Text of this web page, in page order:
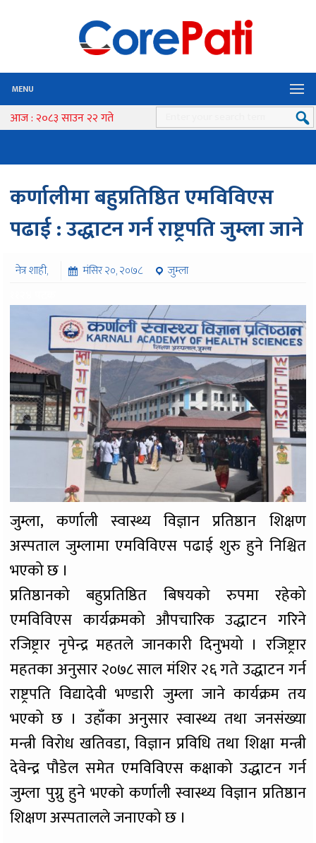
MENU
आज : २०८३ साउन २२ गते
कर्णालीमा बहुप्रतिष्ठित एमविविएस
पढाई : उद्धाटन गर्न राष्ट्रपति जुम्ला जाने
नेत्र शाही, मंसिर २०, २०७८
जुम्ला
जुम्ला, कर्णाली स्वास्थ्य विज्ञान प्रतिष्ठान शिक्षण
अस्पताल जुम्लामा एमविविएस पढाई शुरु हुने निश्चित
भएको छ ।
प्रतिष्ठानको बहुप्रतिष्ठित बिषयको रुपमा रहेको
एमविविएस कार्यक्रमको औपचारिक उद्धाटन गरिने
रजिष्ट्रार नृपेन्द्र महतले जानकारी दिनुभयो । रजिष्ट्रार
महतका अनुसार २०७८ साल मंशिर २६ गते उद्धाटन गर्न
राष्ट्रपति विद्यादेवी भण्डारी जुम्ला जाने कार्यक्रम तय
भएको छ । उहाँका अनुसार स्वास्थ्य तथा जनसंख्या
मन्त्री विरोध खतिवडा, विज्ञान प्रविधि तथा शिक्षा मन्त्री
देवेन्द्र पौडेल समेत एमविविएस कक्षाको उद्धाटन गर्न
जुम्ला पुग्नु हुने भएको कर्णाली स्वास्थ्य विज्ञान प्रतिष्ठान
शिक्षण अस्पतालले जनाएको छ ।